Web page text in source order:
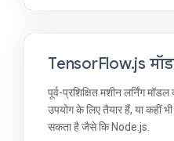
TensorFlow.js
पूर्व-प्रशिक्षित मशीन लर्निंग
उपयोग के लिए तैयार हैं, या कहीं
सकता है जैसे कि Node.js.